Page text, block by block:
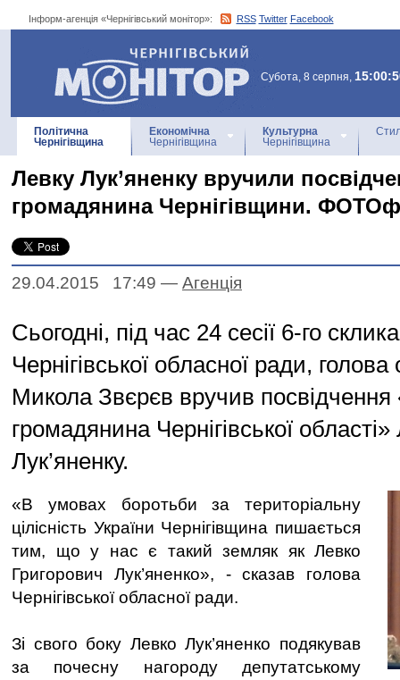
Інформ-агенція «Чернігівський монітор»: RSS Twitter Facebook
Інформ-агенція
«Чернігівський монітор»
Субота, 8 серпня,
Політична
Чернігівщина
Економічна
Чернігівщина
Культурна
Чернігівщина
Левку Лук’яненку вручили
громадянина Чернігівщини.
29.04.2015 17:49 — Агенцiя
Сьогодні, під час 24 сесії 6-го
Чернігівської обласної ради,
Микола Звєрєв вручив посвідчення
громадянина Чернігівської
Лук’яненку.
«В умовах боротьби за територіальну
цілісність України Чернігівщина пишається
тим, що у нас є такий земляк як Левко
Григорович Лук’яненко», - сказав голова
Чернігівської обласної ради.
Зі свого боку Левко Лук’яненко подякував
за почесну нагороду депутатському